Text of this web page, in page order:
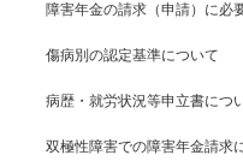
障害年金の請求（申請）に必
傷病別の認定基準について
病歴・就労状況等申立書につ
双極性障害での障害年金請求